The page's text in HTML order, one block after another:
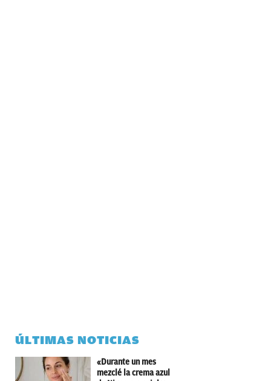
ÚLTIMAS NOTICIAS
«Durante un mes
mezclé la crema azul